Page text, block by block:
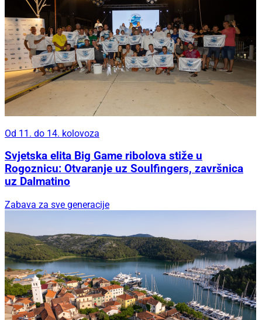
Od 11. do 14. kolovoza
Svjetska elita Big Game ribolova stiže u
Rogoznicu: Otvaranje uz Soulfingers, završnica
uz Dalmatino
Zabava za sve generacije